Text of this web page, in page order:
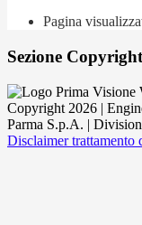
Pagina
Sezione Copyright
Copyright 2026 |
Parma S.p.A. |
Disclaimer trattamento